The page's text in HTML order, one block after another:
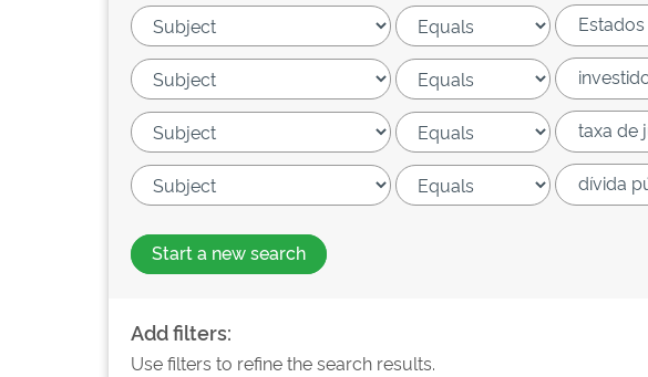
Start a new search
Add filters:
Use filters to refine the search results.